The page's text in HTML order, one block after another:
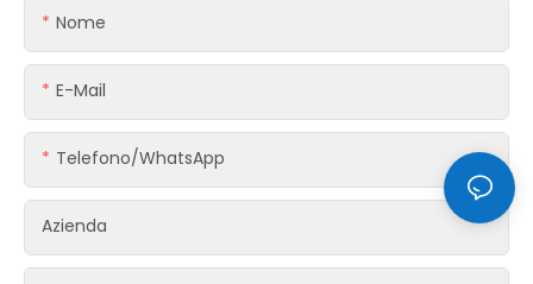
Nome
E-Mail
Telefono/WhatsApp
Azienda